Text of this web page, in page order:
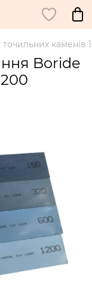
каменів
Boride